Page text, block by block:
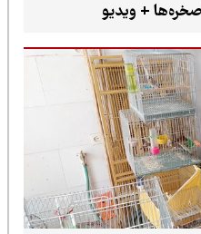
+ ویدیو